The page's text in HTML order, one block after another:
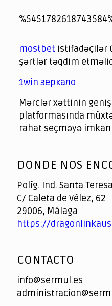
jeetcity
1xbet
jeet city casino
spintiger
Avabet
Spinrise
Crown Green
Crowngreen casino
슈가 러쉬1000 슬롯
crazy time casino
1xcasinozambia.com
codingworldnews.com
parimatch.kr
winorio
winorio casino
winorio
mostbet istifadəçilər
şərtlər təqdim
1win зеркало
Mərclər xəttinin
platformasında
rahat seçməyə
of
DONDE NOS
Políg. Ind. Santa Teresa
C/ Caleta de Vélez, 62
29006, Málaga
https://
CONTACTO
info@sermul.es